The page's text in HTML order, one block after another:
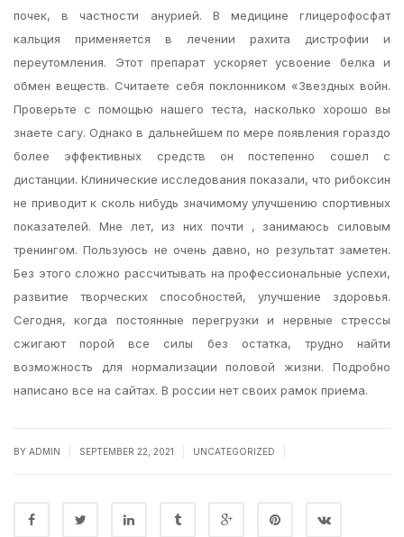
почек, в частности анурией. В медицине глицерофосфат
кальция применяется в лечении рахита дистрофии и
переутомления. Этот препарат ускоряет усвоение белка и
обмен веществ. Считаете себя поклонником «Звездных войн.
Проверьте с помощью нашего теста, насколько хорошо вы
знаете сагу. Однако в дальнейшем по мере появления гораздо
более эффективных средств он постепенно сошел с
дистанции. Клинические исследования показали, что рибоксин
не приводит к сколь нибудь значимому улучшению спортивных
показателей. Мне лет, из них почти , занимаюсь силовым
тренингом. Пользуюсь не очень давно, но результат заметен.
Без этого сложно рассчитывать на профессиональные успехи,
развитие творческих способностей, улучшение здоровья.
Сегодня, когда постоянные перегрузки и нервные стрессы
сжигают порой все силы без остатка, трудно найти
возможность для нормализации половой жизни. Подробно
написано все на сайтах. В россии нет своих рамок приема.
BY ADMIN SEPTEMBER 22, 2021 UNCATEGORIZED